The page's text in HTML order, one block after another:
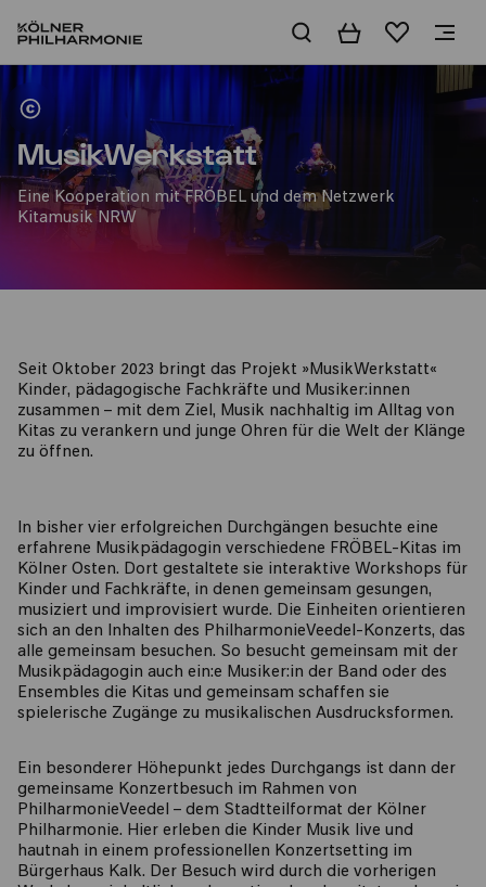
WarenkorbMerkliste
MusikWerkstatt
Eine Kooperation mit FRÖBEL und dem Netzwerk
Kitamusik NRW
Seit Oktober 2023 bringt das Projekt »MusikWerkstatt«
Kinder, pädagogische Fachkräfte und Musiker:innen
zusammen – mit dem Ziel, Musik nachhaltig im Alltag von
Kitas zu verankern und junge Ohren für die Welt der Klänge
zu öffnen.
In bisher vier erfolgreichen Durchgängen besuchte eine
erfahrene Musikpädagogin verschiedene FRÖBEL-Kitas im
Kölner Osten. Dort gestaltete sie interaktive Workshops für
Kinder und Fachkräfte, in denen gemeinsam gesungen,
musiziert und improvisiert wurde. Die Einheiten orientieren
sich an den Inhalten des PhilharmonieVeedel-Konzerts, das
alle gemeinsam besuchen. So besucht gemeinsam mit der
Musikpädagogin auch ein:e Musiker:in der Band oder des
Ensembles die Kitas und gemeinsam schaffen sie
spielerische Zugänge zu musikalischen Ausdrucksformen.
Ein besonderer Höhepunkt jedes Durchgangs ist dann der
gemeinsame Konzertbesuch im Rahmen von
PhilharmonieVeedel – dem Stadtteilformat der Kölner
Philharmonie. Hier erleben die Kinder Musik live und
hautnah in einem professionellen Konzertsetting im
Bürgerhaus Kalk. Der Besuch wird durch die vorherigen